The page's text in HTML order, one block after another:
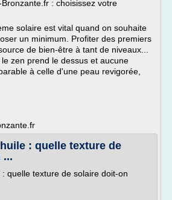
: choisissez votre
solaire est vital quand on souhaite
un minimum. Profiter des premiers
de bien-être à tant de niveaux...
zen prend le dessus et aucune
à celle d'une peau revigorée,
: quelle texture de
...
quelle texture de solaire doit-on